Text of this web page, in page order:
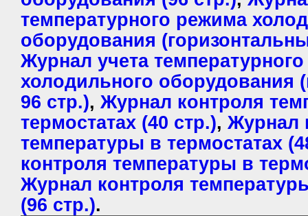
температурного режима
оборудования
Журнал учета
холодильного оборудования
96 стр.), Журнал контроля
термостатах (40 стр.), Журнал
температуры в термостатах
контроля температуры в
Журнал контроля
(96 стр.).